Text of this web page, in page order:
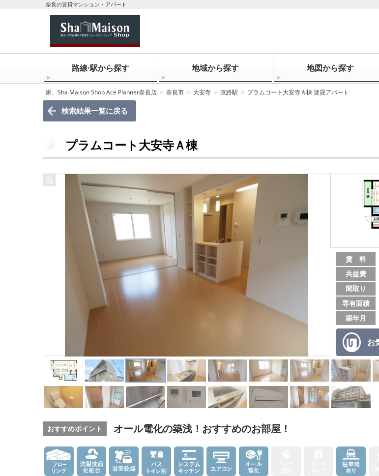
奈良の賃貸マンション・アパート
路線·駅から探す 地域から探す 地図から探す
家、Sha Maison Shop Ace Planner奈良店 奈良市 大安寺 京終駅 プラムコート大安寺Ａ棟 賃貸アパート
検索結果一覧に戻る
プラムコート大安寺Ａ棟
お
賃 料
共益費
間取り
専有面積
築年月
おすすめポイント オール電化の築浅！おすすめのお部屋！